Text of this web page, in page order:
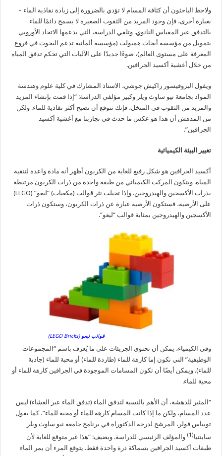
ولاحظ الباحثون أن كثافة المسام لا تؤدي بالضرورة إلى زيادة نفاذية الماء –
بعبارة أخرى، فإن وجود المزيد من الثقوب الصغيرة لا يسمح دائمًا للماء
بالتدفق عبر المقياس النانوي. وتلقي الدراسة، التي يدعمها الاتحاد الأوروبي
بتمويل من مؤسسة أبحاث همبولت (مؤسسة ألمانية تدعم البحوث في فروع
المعرفة على مستوى العالم)، ضوءًا جديدًا على الآليات التي تحكم تدفق المياه
من خلال أغشية أكسيد الجرافين.
ويقول البروفيسور راكيش جوشي، الاستاذ المشارك في كلية علوم وهندسة
المواد بجامعة نيو ساوث ويلز وكبير مؤلفي الدراسة: “إذا قمت بإنشاء المزيد
والمزيد من الثقوب في المنخل، فإنك تتوقع أن تصبح أكثر نفاذية للماء. ولكن
من المدهش أن هذا هو عكس ما حدث في تجاربنا مع أغشية أكسيد
الجرافين”.
تغيير البيئة الكيميائية
أكسيد الجرافين هو شكل رفيع للغاية من الكربون أظهر أنه مادة واعدة لتنقية
المياه. ويتكون المركب الكيميائي من طبقة واحدة من ذرات الكربون مرتبطة
بذرات الأكسجين والهيدروجين. وإذا تخيلت نثر قوالب (مكعبات) “ليغو” (LEGO)
على الأرضية، فستكون الأرضية عبارة عن ذرات الكربون، وستكون ذرات
الأكسجين والهيدروجين بمثابة قوالب “ليغو”.
قوالب ليغو (LEGO Bricks)
وفي الكيمياء، يمكن أن تحتوي الجزيئات على ما يُعرف باسم “المجموعات
الوظيفية” التي تكون إما كارهة للماء (طاردة للماء) أو محبة للماء (جاذبة
للماء). ويمكن أيضًا أن تكون المسامات الموجودة في الجرافين كارهة للماء أو
محبة للماء.
“المثير للدهشة، أن الأهم بالنسبة لتدفق الماء (تدفق الماء عبر الغشاء) ليس
عدد المسام، ولكن ما إذا كانت المسام كارهة للماء أو محبة للماء”، كما يقول
توبياس فولر، المرشح لدرجة الدكتوراه في برنامج جامعة نيو ساوث ويلز
ساينتيا(1)
والمؤلف الرئيسي للدراسة. ويضيف: “هذا غير متوقع للغاية لأن
طبقات أكسيد الجرافين بسماكة ذرة واحدة فقط. يتوقع المرء أن يمر الماء